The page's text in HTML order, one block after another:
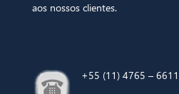
aos nossos clientes.
+55 (11) 4765 – 6611